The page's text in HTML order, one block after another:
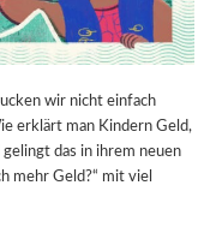
wir nicht einfach
erklärt man Kindern Geld,
das in ihrem neuen
mehr Geld?“ mit viel